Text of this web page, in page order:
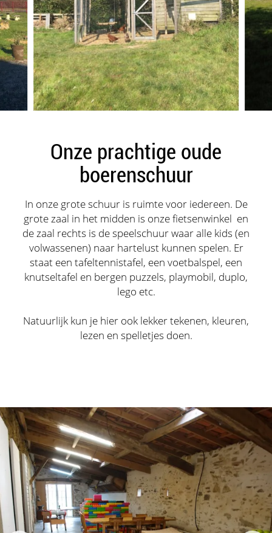
Onze prachtige oude
boerenschuur
In onze grote schuur is ruimte voor iedereen. De
grote zaal in het midden is onze fietsenwinkel en
de zaal rechts is de speelschuur waar alle kids (en
volwassenen) naar hartelust kunnen spelen. Er
staat een tafeltennistafel, een voetbalspel, een
knutseltafel en bergen puzzels, playmobil, duplo,
lego etc.
Natuurlijk kun je hier ook lekker tekenen, kleuren,
lezen en spelletjes doen.